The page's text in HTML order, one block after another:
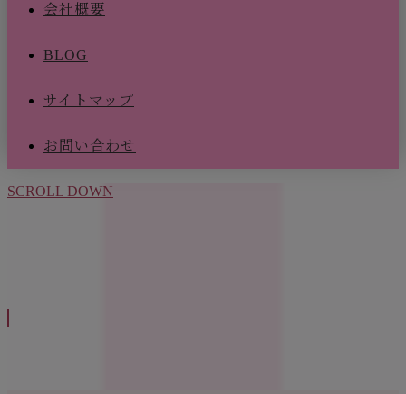
会社概要
BLOG
サイトマップ
お問い合わせ
SCROLL DOWN